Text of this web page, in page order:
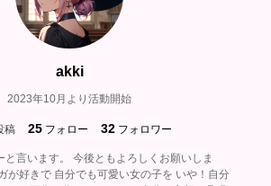
akki
2023年10月より活動開始
稿 25 フォロー 32 フォロワー
と言います。 今後ともよろしくお願いしま
が好きで 自分でも可愛い女の子を いや！自分